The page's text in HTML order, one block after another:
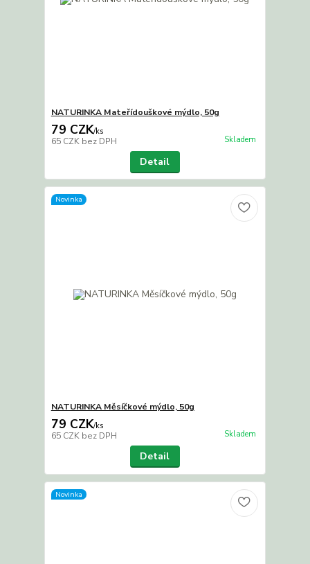
NATURINKA Mateřídouškové mýdlo, 50g
79 CZK/ks
65 CZK bez DPH Skladem
Detail
Novinka
NATURINKA Měsíčkové mýdlo, 50g
79 CZK/ks
65 CZK bez DPH Skladem
Detail
Novinka